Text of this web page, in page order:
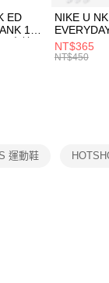
費通知簡訊後14天內，
銀行／等多元方式進行
帳手續完成當下不需立
店家。未經商家同意取
相關費用。
恩沛科技股份有限公司提
服務之必要範圍內提供
取
，滿NT$1,500(含以
ED
1P
中統
NIKE U
男女 短統襪
NT$365
NT$450
運動鞋